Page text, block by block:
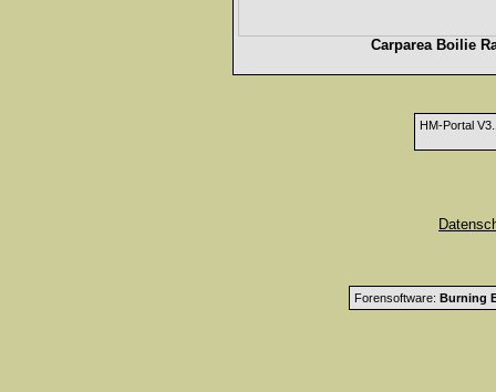
Carparea Boilie
HM-Portal
Forensoftware: Burning